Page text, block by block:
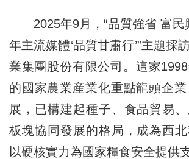
2025年9月，“品質強省 富
年主流媒體‘品質甘肅行’”主題採
業集團股份有限公司。這家
的國家農業産業化重點龍頭企
展，已構建起種子、食品貿易
板塊協同發展的格局，成為西
以硬核實力為國家糧食安全提供支